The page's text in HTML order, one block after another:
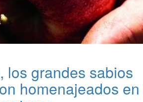
los grandes sabios
homenajeados en